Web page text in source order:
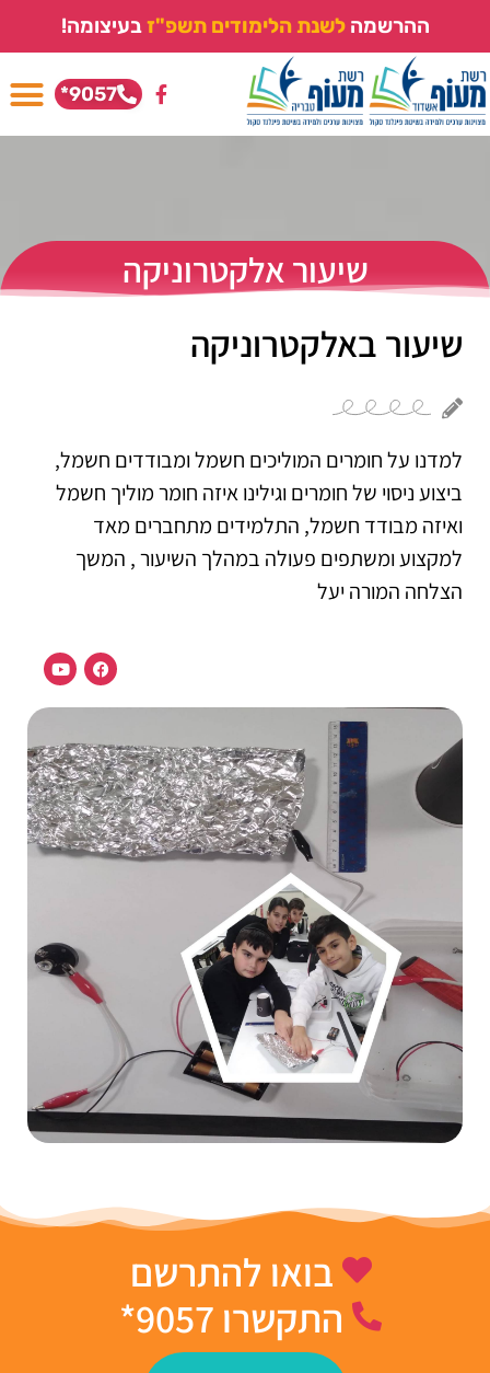
ההרשמה לשנת הלימודים תשפ"זבעיצומה!
9057*
שיעור אלקטרוניקה
שיעור באלקטרוניקה
למדנו על חומרים המוליכים חשמל ומבודדים חשמל,
ביצוע ניסוי של חומרים וגילינו איזה חומר מוליך חשמל
ואיזה מבודד חשמל, התלמידים מתחברים מאד
למקצוע ומשתפים פעולה במהלך השיעור , המשך
הצלחה המורה יעל
בואו להתרשם
התקשרו 9057*